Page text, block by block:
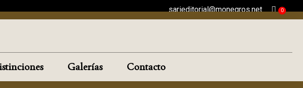
sarieditorial@monegros.net
Galerías Contacto